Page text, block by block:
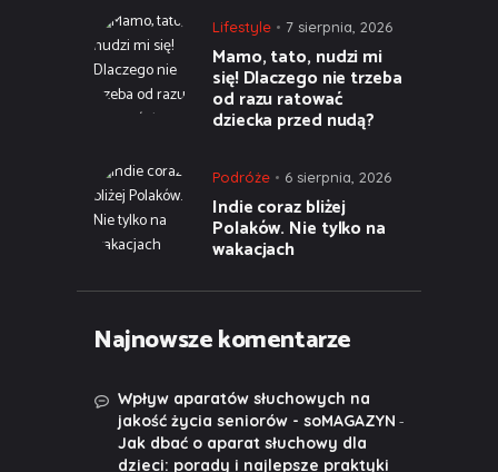
Lifestyle 7 sierpnia, 2026
Mamo, tato, nudzi mi
się! Dlaczego nie trzeba
od razu ratować
dziecka przed nudą?
Podróże 6 sierpnia, 2026
Indie coraz bliżej
Polaków. Nie tylko na
wakacjach
Najnowsze komentarze
Wpływ aparatów słuchowych na
jakość życia seniorów - soMAGAZYN -
Jak dbać o aparat słuchowy dla
dzieci: porady i najlepsze praktyki